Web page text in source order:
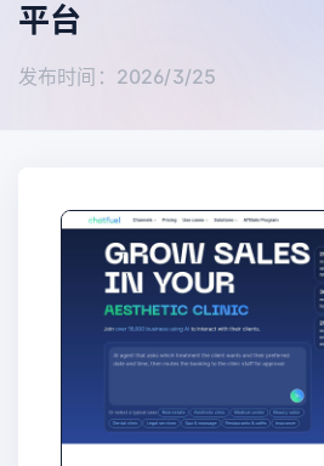
平台
发布时间：2026/3/25